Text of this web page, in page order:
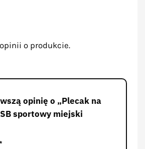
o produkcie.
opinię o „Plecak na
sportowy miejski
*